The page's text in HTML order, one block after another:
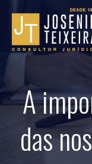
A
das